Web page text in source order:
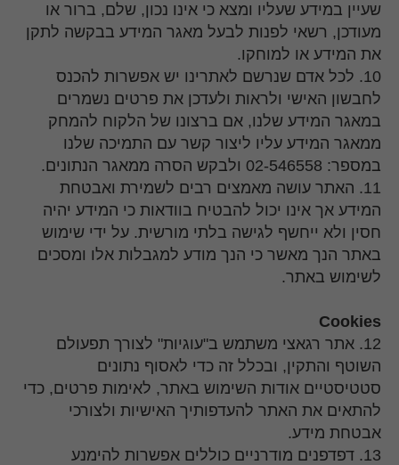
שעיין במידע שעליו ומצא כי אינו נכון, שלם, ברור או
מעודכן, רשאי לפנות לבעל מאגר המידע בבקשה לתקן
את המידע או למוחקו.
10. לכל אדם שנרשם לאתרינו יש אפשרות להכנס
לחבשון האישי ולראות ולעדכן את פרטים נשמרים
במאגר המידע שלנו, אם ברצונו של הלקוח להמחק
ממאגר המידע עליו ליצור קשר עם התמיכה שלנו
במספר: 02-546558 ולבקש הסרה ממאגר הנתונים.
11. האתר עושה מאמצים רבים לשמירת ואבטחת
המידע אך אינו יכול להבטיח בוודאות כי המידע יהיה
חסין ולא ייחשף לגישה בלתי מורשית. על ידי שימוש
באתר הנך מאשר כי הנך מודע למגבלות אלו ומסכים
לשימוש באתר.
Cookies
12. אתר רגאצי משתמש ב"עוגיות" לצורך תפעולם
השוטף והתקין, ובכלל זה כדי לאסוף נתונים
סטטיסטיים אודות השימוש באתר, לאימות פרטים, כדי
להתאים את האתר להעדפותיך האישיות ולצורכי
אבטחת מידע.
13. דפדפנים מודרניים כוללים אפשרות להימנע